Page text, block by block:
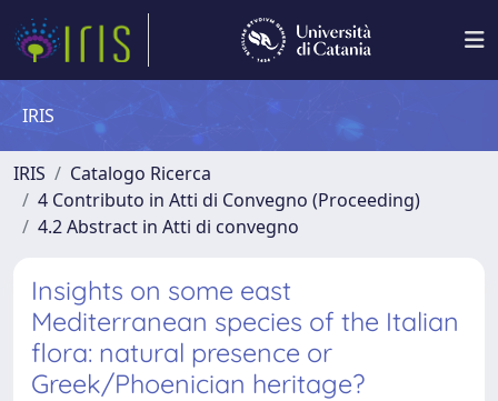
IRIS
IRIS
Catalogo Ricerca
4 Contributo in Atti di Convegno (Proceeding)
4.2 Abstract in Atti di convegno
Insights on some east
Mediterranean species of the Italian
flora: natural presence or
Greek/Phoenician heritage?